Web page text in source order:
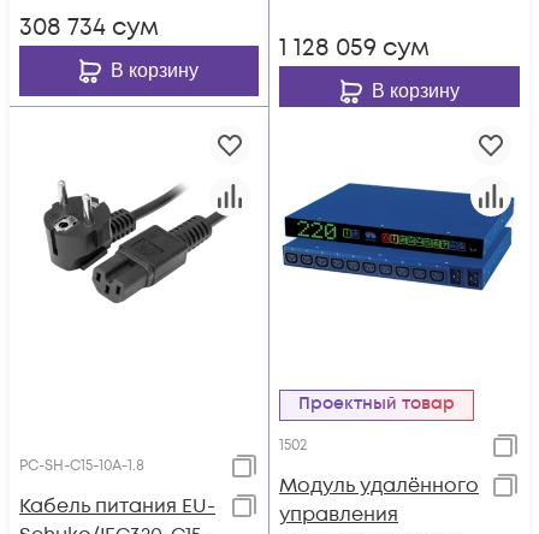
308 734 сум
В корзину
сечение 3*1,5 мм2
1 128 059 сум
В корзину
PC-SH-C15-10A-1.8
Кабель питания EU-
Проектный товар
1502
Модуль удалённого
управления